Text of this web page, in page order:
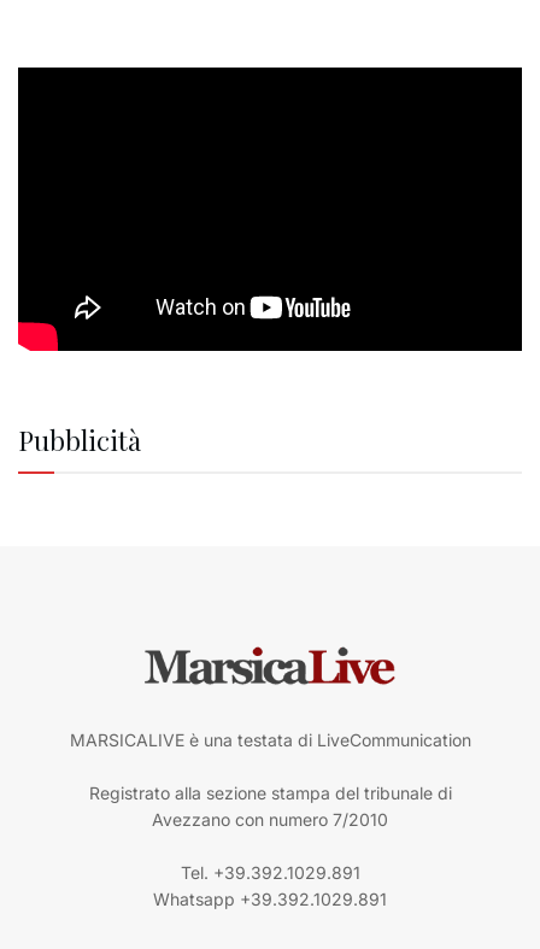
Pubblicità
MARSICALIVE è una testata di LiveCommunication
Registrato alla sezione stampa del tribunale di
Avezzano con numero 7/2010
Tel. +39.392.1029.891
Whatsapp +39.392.1029.891